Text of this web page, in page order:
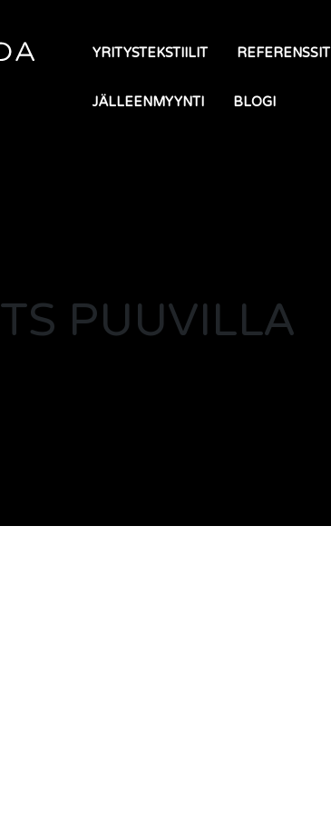
YRITYSTEKSTIILIT REFERENSSIT
JÄLLEENMYYNTI BLOGI
PUUVILLA